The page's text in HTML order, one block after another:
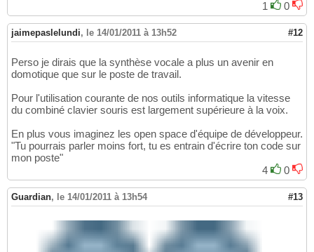
1
0
jaimepaslelundi, le 14/01/2011 à 13h52 #12
Perso je dirais que la synthèse vocale a plus un avenir en
domotique que sur le poste de travail.
Pour l'utilisation courante de nos outils informatique la vitesse
du combiné clavier souris est largement supérieure à la voix.
En plus vous imaginez les open space d'équipe de développeur.
"Tu pourrais parler moins fort, tu es entrain d'écrire ton code sur
mon poste"
4
0
Guardian, le 14/01/2011 à 13h54 #13